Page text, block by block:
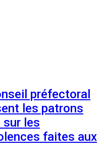
préfectoral
les patrons
sur les
faites aux